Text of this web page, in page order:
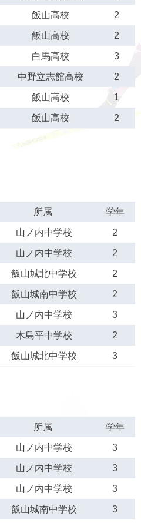
飯山高校 2
飯山高校 2
白馬高校 3
中野立志館高校 2
飯山高校 1
飯山高校 2
所属 学年
山ノ内中学校 2
山ノ内中学校 2
飯山城北中学校 2
飯山城南中学校 2
山ノ内中学校 3
木島平中学校 2
飯山城北中学校 3
所属 学年
山ノ内中学校 3
山ノ内中学校 3
山ノ内中学校 3
飯山城南中学校 3